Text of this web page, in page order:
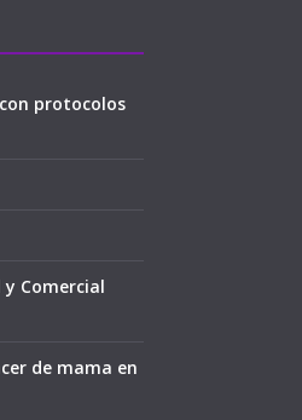
protocolos
Comercial
de mama en